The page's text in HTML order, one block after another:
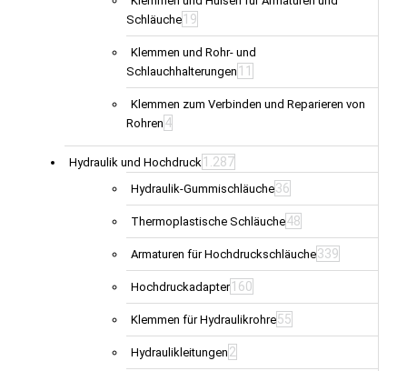
Schläuche 19
Klemmen und Rohr- und
Schlauchhalterungen 11
Klemmen zum Verbinden und Reparieren von
Rohren 4
Hydraulik und Hochdruck 1.287
Hydraulik-Gummischläuche36
Thermoplastische Schläuche48
Armaturen für Hochdruckschläuche339
Hochdruckadapter 160
Klemmen für Hydraulikrohre55
Hydraulikleitungen 2